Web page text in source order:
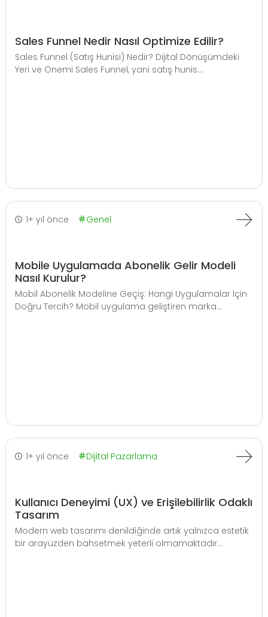
Sales Funnel Nedir Nasıl Optimize Edilir?
Sales Funnel (Satış Hunisi) Nedir? Dijital Dönüşümdeki
Yeri ve Önemi Sales Funnel, yani satış hunis...
1+ yıl önce Genel
Mobile Uygulamada Abonelik Gelir Modeli
Nasıl Kurulur?
Mobil Abonelik Modeline Geçiş: Hangi Uygulamalar İçin
Doğru Tercih? Mobil uygulama geliştiren marka...
1+ yıl önce Dijital Pazarlama
Kullanıcı Deneyimi (UX) ve Erişilebilirlik Odaklı
Tasarım
Modern web tasarımı denildiğinde artık yalnızca estetik
bir arayüzden bahsetmek yeterli olmamaktadır...